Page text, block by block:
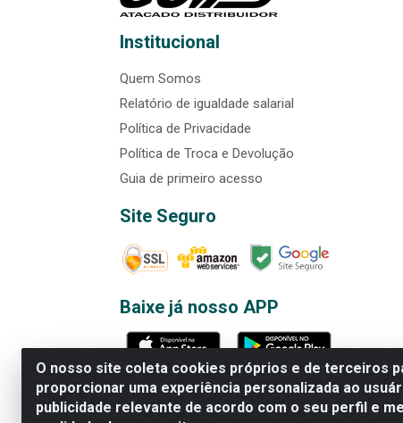
O nosso site coleta cookies próprios e de terceiros
proporcionar uma experiência personalizada ao
publicidade relevante de acordo com o seu perfil e
Institucional
Quem Somos
Relatório de igualdade salarial
Política de Privacidade
Política de Troca e Devolução
Guia de primeiro acesso
Site Seguro
Baixe já nosso APP
Rede Brasil - Avenida